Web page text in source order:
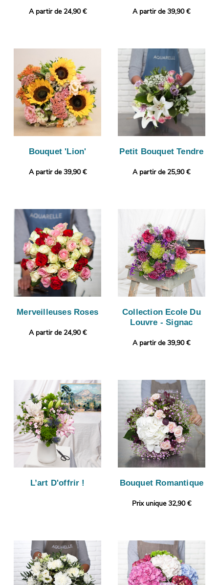
A partir de 24,90 € A partir de 39,90 €
Bouquet 'Lion'
A partir de 39,90 €
Petit Bouquet Tendre
A partir de 25,90 €
Merveilleuses Roses
A partir de 24,90 €
Collection Ecole Du
Louvre - Signac
A partir de 39,90 €
L’art D'offrir ! Bouquet Romantique
Prix unique 32,90 €